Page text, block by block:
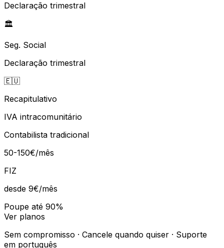
Declaração trimestral
🏛️
Seg. Social
Declaração trimestral
🇪🇺
Recapitulativo
IVA intracomunitário
Contabilista tradicional
50-150€/mês
FIZ
desde 9€/mês
Poupe até 90%
Ver planos
Sem compromisso · Cancele quando quiser · Suporte
em português